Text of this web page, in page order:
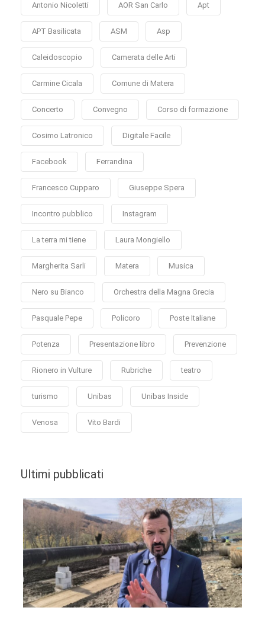
Antonio Nicoletti AOR San Carlo Apt
APT Basilicata ASM Asp
Caleidoscopio Camerata delle Arti
Carmine Cicala Comune di Matera
Concerto Convegno Corso di formazione
Cosimo Latronico Digitale Facile
Facebook Ferrandina
Francesco Cupparo Giuseppe Spera
Incontro pubblico Instagram
La terra mi tiene Laura Mongiello
Margherita Sarli Matera Musica
Nero su Bianco Orchestra della Magna Grecia
Pasquale Pepe Policoro Poste Italiane
Potenza Presentazione libro Prevenzione
Rionero in Vulture Rubriche teatro
turismo Unibas Unibas Inside
Venosa Vito Bardi
Ultimi pubblicati